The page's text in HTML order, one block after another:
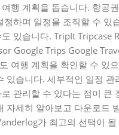
행 계획을 돕습니다. 항공
하며 일정을 조직할 수 있
있습니다. TripIt
Google Trips Google
여행 계획을 확인할 수 있
있습니다. 세부적인 일정
관리할 수 있다는 점이 큰
자세히 알아보고 다운로드
가 최고의 선택이 될